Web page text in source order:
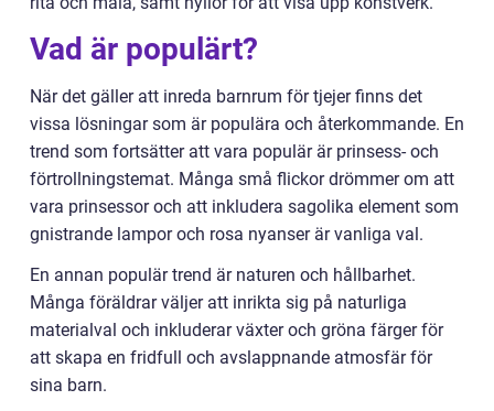
Vad är populärt?
När det gäller att inreda barnrum för tjejer finns det
vissa lösningar som är populära och återkommande. En
trend som fortsätter att vara populär är prinsess- och
förtrollningstemat. Många små flickor drömmer om att
vara prinsessor och att inkludera sagolika element som
gnistrande lampor och rosa nyanser är vanliga val.
En annan populär trend är naturen och hållbarhet.
Många föräldrar väljer att inrikta sig på naturliga
materialval och inkluderar växter och gröna färger för
att skapa en fridfull och avslappnande atmosfär för
sina barn.